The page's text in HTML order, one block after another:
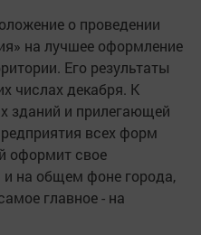
о проведении
на лучшее оформление
Его результаты
числах декабря. К
зданий и прилегающей
всех форм
оформит свое
и на общем фоне города,
главное - на